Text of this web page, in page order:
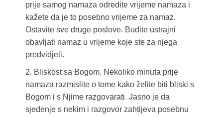
prije samog namaza odredite vrijeme namaza i
kažete da je to posebno vrijeme za namaz.
Ostavite sve druge poslove. Budite ustrajni
obavljati namaz u vrijeme koje ste za njega
predvidjeli.
2. Bliskost sa Bogom. Nekoliko minuta prije
namaza razmislite o tome kako želite biti bliski s
Bogom i s Njime razgovarati. Jasno je da
sjedenje s nekim i razgovor zahtijeva posebnu